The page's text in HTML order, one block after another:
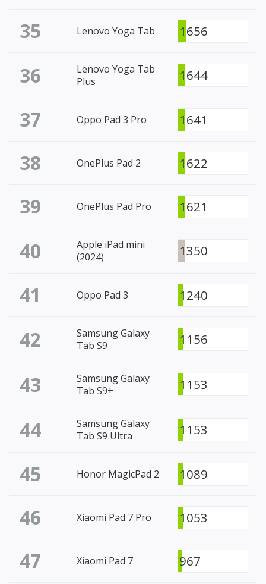
35 Lenovo Yoga Tab 1656
36
Lenovo Yoga Tab
Plus
1644
37 Oppo Pad 3 Pro 1641
38 OnePlus Pad 2 1622
39 OnePlus Pad Pro 1621
40
Apple iPad mini
(2024)
1350
41 Oppo Pad 3 1240
42
Samsung Galaxy
Tab S9
1156
43
Samsung Galaxy
Tab S9+
1153
44
Samsung Galaxy
Tab S9 Ultra
1153
45 Honor MagicPad 2 1089
46 Xiaomi Pad 7 Pro 1053
47 Xiaomi Pad 7 967